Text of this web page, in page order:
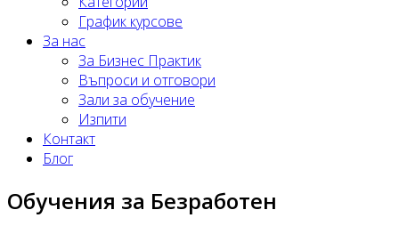
График курсове
За нас
За Бизнес Практик
Въпроси и отговори
Зали за обучение
Изпити
Контакт
Блог
Обучения за Безработен